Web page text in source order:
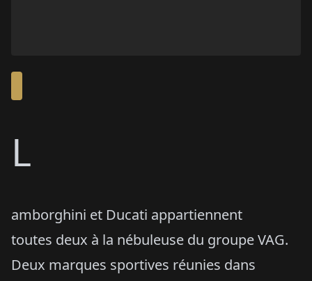
L
amborghini et Ducati appartiennent
toutes deux à la nébuleuse du groupe VAG.
Deux marques sportives réunies dans